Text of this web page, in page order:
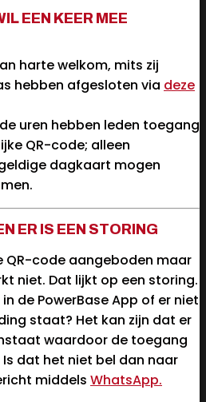
EEN KEER MEE
harte welkom, mits zij
hebben afgesloten via deze
uren hebben leden toegang
QR-code; alleen
dagkaart mogen
ER IS EEN STORING
QR-code aangeboden maar
niet. Dat lijkt op een storing.
de PowerBase App of er niet
staat? Het kan zijn dat er
waardoor de toegang
dat het niet bel dan naar
middels WhatsApp.